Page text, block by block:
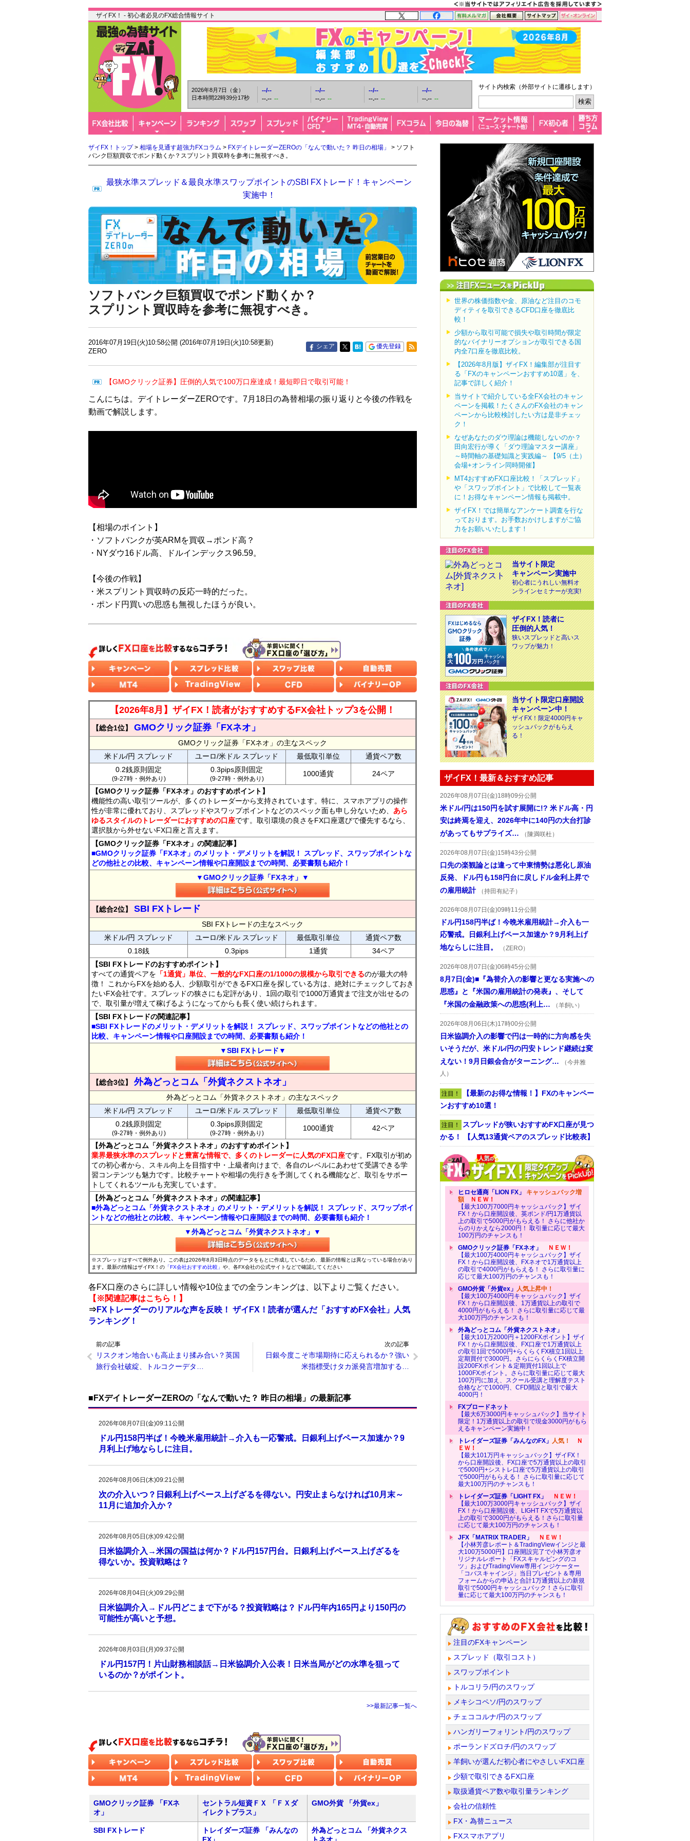
ザイFX！ - 初心者必見のFX総合情報サイト
2026年8月7日（金）
日本時間22時39分18秒
--/--
--.-- --
--/--
--.-- --
--/--
--.-- --
--/--
--.-- --
サイト内検索（外部サイトに遷移します）
ザイFX！トップ> 相場を見通す超強力FXコラム > FXデイトレーダーZEROの「なんで動いた？ 昨日の相場」
> ソフト
バンク巨額買収でポンド動くか？スプリント買収時を参考に無視すべき。
最狭水準スプレッド＆最良水準スワップポイントのSBI FXトレード！キャンペーン
実施中！
ソフトバンク巨額買収でポンド動くか？
スプリント買収時を参考に無視すべき。
2016年07月19日(火)10:58公開 (2016年07月19日(火)10:58更新)
ZERO
シェア 優先登録
【GMOクリック証券】圧倒的人気で100万口座達成！最短即日で取引可能！
こんにちは。デイトレーダーZEROです。7月18日の為替相場の振り返りと今後の作戦を
動画で解説します。
【相場のポイント】
・ソフトバンクが英ARMを買収→ポンド高？
・NYダウ16ドル高、ドルインデックス96.59。
【今後の作戦】
・米スプリント買収時の反応一時的だった。
・ポンド円買いの思惑も無視したほうが良い。
【2026年8月】ザイFX！読者がおすすめするFX会社トップ3を公開！
【総合1位】 GMOクリック証券「FXネオ」
GMOクリック証券「FXネオ」の主なスペック
米ドル/円 スプレッド
ユーロ/米ドル スプレッド 最低取引単位
通貨ペア数
0.2銭原則固定
(9-27時・例外あり)
0.3pips原則固定
(9-27時・例外あり)
1000通貨 24ペア
【GMOクリック証券「FXネオ」のおすすめポイント】
機能性の高い取引ツールが、多くのトレーダーから支持されています。特に、スマホアプリの操作
性が非常に優れており、スプレッドやスワップポイントなどのスペック面も申し分ないため、 あら
ゆるスタイルのトレーダーにおすすめの口座です。取引環境の良さをFX口座選びで優先するなら、
選択肢から外せないFX口座と言えます。
【GMOクリック証券「FXネオ」の関連記事】
■GMOクリック証券「FXネオ」のメリット・デメリットを解説！ スプレッド、スワップポイントな
どの他社との比較、キャンペーン情報や口座開設までの時間、必要書類も紹介！
▼GMOクリック証券「FXネオ」▼
【総合2位】 SBI FXトレード
SBI FXトレードの主なスペック
米ドル/円 スプレッド
ユーロ/米ドル スプレッド 最低取引単位
通貨ペア数
0.18銭
0.3pips 1通貨
34ペア
【SBI FXトレードのおすすめポイント】
すべての通貨ペアを 「1通貨」単位、一般的なFX口座の1/1000の規模から取引できるのが最大の特
徴！ これからFXを始める人、少額取引ができるFX口座を探している方は、絶対にチェックしておき
たいFX会社です。スプレッドの狭さにも定評があり、1回の取引で1000万通貨まで注文が出せるの
で、取引量が増えて稼げるようになってからも長く使い続けられます。
【SBI FXトレードの関連記事】
■SBI FXトレードのメリット・デメリットを解説！ スプレッド、スワップポイントなどの他社との
比較、キャンペーン情報や口座開設までの時間、必要書類も紹介！
▼SBI FXトレード▼
【総合3位】 外為どっとコム「外貨ネクストネオ」
外為どっとコム「外貨ネクストネオ」の主なスペック
米ドル/円 スプレッド
ユーロ/米ドル スプレッド 最低取引単位
通貨ペア数
0.2銭原則固定
(9-27時・例外あり)
0.3pips原則固定
(9-27時・例外あり)
1000通貨 42ペア
【外為どっとコム「外貨ネクストネオ」のおすすめポイント】
業界最狭水準のスプレッドと豊富な情報で、多くのトレーダーに人気のFX口座です。FX取引が初め
ての初心者から、スキル向上を目指す中・上級者向けまで、各自のレベルにあわせて受講できる学
習コンテンツも魅力です。比較チャートや相場の先行きを予測してくれる機能など、取引をサポー
トしてくれるツールも充実しています。
【外為どっとコム「外貨ネクストネオ」の関連記事】
■外為どっとコム「外貨ネクストネオ」のメリット・デメリットを解説！ スプレッド、スワップポイ
ントなどの他社との比較、キャンペーン情報や口座開設までの時間、必要書類も紹介！
▼外為どっとコム「外貨ネクストネオ」▼
※スプレッドはすべて例外あり。この表は2026年8月3日時点のデータをもとに作成しているため、最新の情報とは異なっている場合があり
ます。最新の情報はザイFX！の 「FX会社おすすめ比較」 や、各FX会社の公式サイトなどで確認してください
各FX口座のさらに詳しい情報や10位までの全ランキングは、以下よりご覧ください。
【※関連記事はこちら！】
⇒FXトレーダーのリアルな声を反映！ ザイFX！読者が選んだ「おすすめFX会社」人気
ランキング！
前の記事
リスクオン地合いも高止まり揉み合い？英国
旅行会社破綻、トルコクーデタ…
次の記事
日銀今度こそ市場期待に応えられるか？強い
米指標受けタカ派発言増加する…
■FXデイトレーダーZEROの「なんで動いた？ 昨日の相場」の最新記事
2026年08月07日(金)09:11公開
ドル円158円半ば！今晩米雇用統計→介入も一応警戒。日銀利上げペース加速か？9
月利上げ地ならしに注目。
2026年08月06日(木)09:21公開
次の介入いつ？日銀利上げペース上げざるを得ない。円安止まらなければ10月末～
11月に追加介入か？
2026年08月05日(水)09:42公開
日米協調介入→米国の国益は何か？ドル円157円台。日銀利上げペース上げざるを
得ないか。投資戦略は？
2026年08月04日(火)09:29公開
日米協調介入→ドル円どこまで下がる？投資戦略は？ドル円年内165円より150円の
可能性が高いと予想。
2026年08月03日(月)09:37公開
ドル円157円！片山財務相談話→日米協調介入公表！日米当局がどの水準を狙って
いるのか？がポイント。
>>最新記事一覧へ
GMOクリック証券 「FXネ
オ」
セントラル短資ＦＸ 「ＦＸダ
イレクトプラス」
GMO外貨 「外貨ex」
SBI FXトレード
トレイダーズ証券 「みんなの
外為どっとコム 「外貨ネクス
世界の株価指数や金、原油など注目のコモ
ディティを取引できるCFD口座を徹底比
較！
少額から取引可能で損失や取引時間が限定
的なバイナリーオプションが取引できる国
内全7口座を徹底比較。
【2026年8月版】ザイFX！編集部が注目す
る「FXのキャンペーンおすすめ10選」を、
記事で詳しく紹介！
当サイトで紹介している全FX会社のキャン
ペーンを掲載！たくさんのFX会社のキャン
ペーンから比較検討したい方は是非チェッ
ク！
なぜあなたのダウ理論は機能しないのか？
田向宏行が導く「ダウ理論マスター講座」
～時間軸の基礎知識と実践編～ 【9/5（土）
会場+オンライン同時開催】
MT4おすすめFX口座比較！「スプレッド」
や「スワップポイント」で比較して一覧表
に！お得なキャンペーン情報も掲載中。
ザイFX！では簡単なアンケート調査を行な
っております。お手数おかけしますがご協
力をお願いいたします！
当サイト限定
キャンペーン実施中
初心者にうれしい無料オ
ンラインセミナーが充実!
ザイFX！読者に
圧倒的人気！
狭いスプレッドと高いス
ワップが魅力！
当サイト限定口座開設
キャンペーン中！
ザイFX！限定4000円キャ
ッシュバックがもらえ
る！
ザイFX！最新＆おすすめ記事
2026年08月07日(金)18時09分公開
米ドル/円は150円を試す展開に!? 米ドル高・円
安は終焉を迎え、2026年中に140円の大台打診
があってもサプライズ…
（陳満咲杜）
2026年08月07日(金)15時43分公開
口先の楽観論とは違って中東情勢は悪化し原油
反発、ドル円も158円台に戻しドル金利上昇で
の雇用統計
（持田有紀子）
2026年08月07日(金)09時11分公開
ドル円158円半ば！今晩米雇用統計→介入も一
応警戒。日銀利上げペース加速か？9月利上げ
地ならしに注目。
（ZERO）
2026年08月07日(金)06時45分公開
8月7日(金)■『為替介入の影響と更なる実施への
思惑』と『米国の雇用統計の発表』、そして
『米国の金融政策への思惑(利上…
（羊飼い）
2026年08月06日(木)17時00分公開
日米協調介入の影響で円は一時的に方向感を失
いそうだが、米ドル/円の円安トレンド継続は変
えない！9月日銀会合がターニング…
（今井雅
人）
注目！ 【最新のお得な情報！】FXのキャンペー
ンおすすめ10選！
注目！ スプレッドが狭いおすすめFX口座が見つ
かる！ 【人気13通貨ペアのスプレッド比較表】
ヒロセ通商「LION FX」 キャッシュバック増
額ＮＥＷ！
【最大100万7000円キャッシュバック】ザイ
FX！から口座開設後、英ポンド/円1万通貨以
上の取引で5000円がもらえる！ さらに他社か
らのりかえなら2000円！ 取引量に応じて最大
100万円のチャンスも！
GMOクリック証券「FXネオ」
ＮＥＷ！
【最大100万4000円キャッシュバック】ザイ
FX！から口座開設後、FXネオで1万通貨以上
の取引で4000円がもらえる！ さらに取引量に
応じて最大100万円のチャンスも！
GMO外貨「外貨ex」 人気上昇中！
【最大100万4000円キャッシュバック】ザイ
FX！から口座開設後、1万通貨以上の取引で
4000円がもらえる！ さらに取引量に応じて最
大100万円のチャンスも！
外為どっとコム「外貨ネクストネオ」
【最大101万2000円＋1200FXポイント】ザイ
FX！から口座開設後、FX口座で1万通貨以上
の取引1回で5000円+らくらくFX積立1回以上
定期買付で3000円。さらにらくらくFX積立開
設200FXポイント＆定期買付1回以上で
1000FXポイント。さらに取引量に応じて最大
100万円に加え、スクール受講と理解度テスト
合格などで1000円、CFD開設と取引で最大
4000円！
FXブロードネット
【最大6万3000円キャッシュバック】当サイト
限定！1万通貨以上の取引で現金3000円がもら
えるキャンペーン実施中！
トレイダーズ証券「みんなのFX」 人気！
Ｎ
ＥＷ！
【最大101万円キャッシュバック】ザイFX！
から口座開設後、FX口座で5万通貨以上の取引
で5000円+シストレ口座で5万通貨以上の取引
で5000円がもらえる！ さらに取引量に応じて
最大100万円のチャンスも！
トレイダーズ証券「LIGHT FX」
ＮＥＷ！
【最大100万3000円キャッシュバック】ザイ
FX！から口座開設後、LIGHT FXで5万通貨以
上の取引で3000円がもらえる！さらに取引量
に応じて最大100万円のチャンスも！
JFX「MATRIX TRADER」
ＮＥＷ！
【小林芳彦レポート＆TradingViewインジと最
大100万5000円】口座開設完了で小林芳彦オ
リジナルレポート「FXスキャルピングのコ
ツ」およびTradingView専用インジケーター
「コバスキャインジ」当日プレゼント＆専用
フォームからの申込と合計1万通貨以上の新規
取引で5000円キャッシュバック！さらに取引
量に応じて最大100万円のチャンスも！
注目のFXキャンペーン
スプレッド（取引コスト）
スワップポイント
トルコリラ/円のスワップ
メキシコペソ/円のスワップ
チェココルナ/円のスワップ
ハンガリーフォリント/円のスワップ
ポーランドズロチ/円のスワップ
羊飼いが選んだ初心者にやさしいFX口座
少額で取引できるFX口座
取扱通貨ペア数や取引量ランキング
会社の信頼性
FX・為替ニュース
FXスマホアプリ